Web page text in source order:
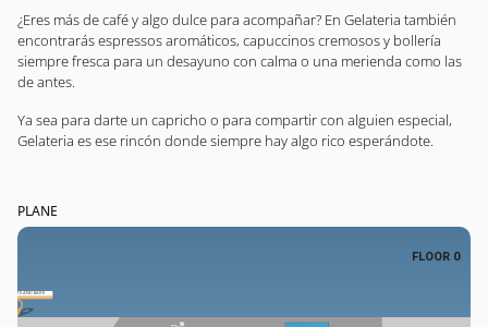
¿Eres más de café y algo dulce para acompañar? En Gelateria también
encontrarás espressos aromáticos, capuccinos cremosos y bollería
siempre fresca para un desayuno con calma o una merienda como las
de antes.
Ya sea para darte un capricho o para compartir con alguien especial,
Gelateria es ese rincón donde siempre hay algo rico esperándote.
PLANE